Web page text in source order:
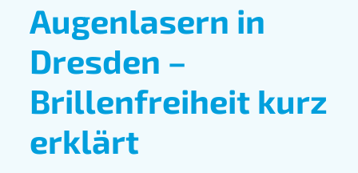
Augenlasern in
Dresden –
Brillenfreiheit kurz
erklärt